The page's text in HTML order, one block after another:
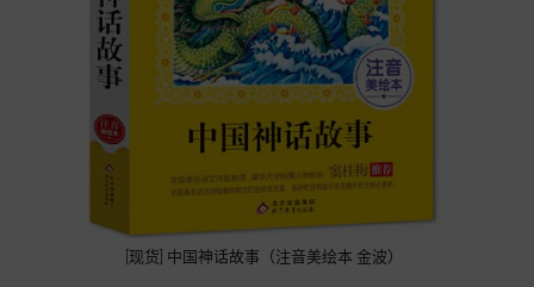
[现货] 中国神话故事（注音美绘本 金波）